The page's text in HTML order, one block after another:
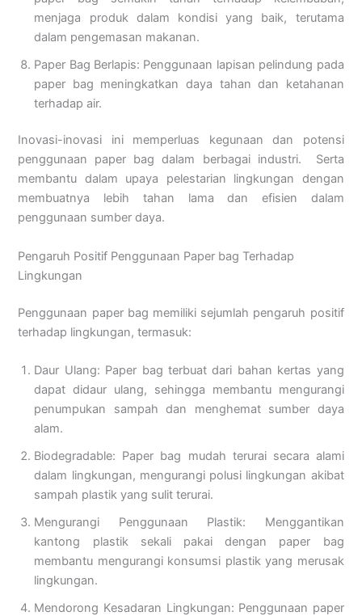
menjaga produk dalam kondisi yang baik, terutama
dalam pengemasan makanan.
Paper Bag Berlapis: Penggunaan lapisan pelindung pada
paper bag meningkatkan daya tahan dan ketahanan
terhadap air.
Inovasi-inovasi ini memperluas kegunaan dan potensi
penggunaan paper bag dalam berbagai industri. Serta
membantu dalam upaya pelestarian lingkungan dengan
membuatnya lebih tahan lama dan efisien dalam
penggunaan sumber daya.
Pengaruh Positif Penggunaan Paper bag Terhadap
Lingkungan
Penggunaan paper bag memiliki sejumlah pengaruh positif
terhadap lingkungan, termasuk:
Daur Ulang: Paper bag terbuat dari bahan kertas yang
dapat didaur ulang, sehingga membantu mengurangi
penumpukan sampah dan menghemat sumber daya
alam.
Biodegradable: Paper bag mudah terurai secara alami
dalam lingkungan, mengurangi polusi lingkungan akibat
sampah plastik yang sulit terurai.
Mengurangi Penggunaan Plastik: Menggantikan
kantong plastik sekali pakai dengan paper bag
membantu mengurangi konsumsi plastik yang merusak
lingkungan.
Mendorong Kesadaran Lingkungan: Penggunaan paper